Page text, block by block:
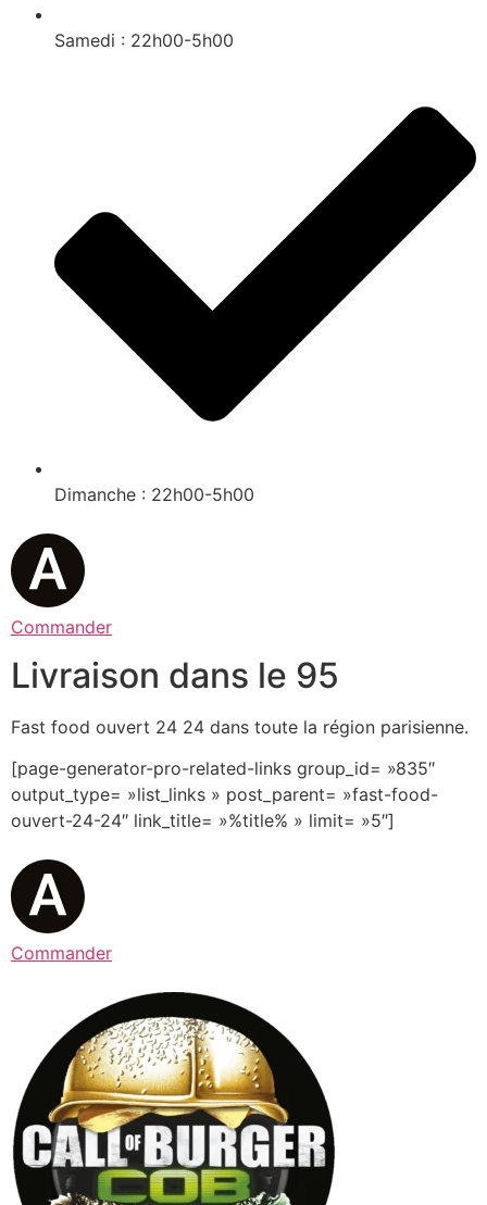
Samedi : 22h00-5h00
Dimanche : 22h00-5h00
Commander
Livraison dans le 95
Fast food ouvert 24 24 dans toute la région parisienne.
[page-generator-pro-related-links group_id= »835″
output_type= »list_links » post_parent= »fast-food-
ouvert-24-24″ link_title= »%title% » limit= »5″]
Commander